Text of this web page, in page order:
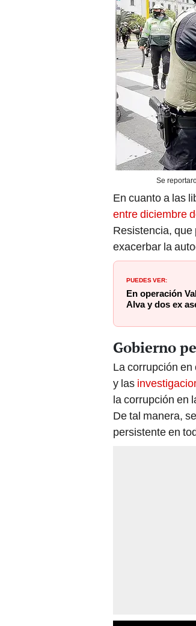
Se
En cuanto a las
entre diciembre
Resistencia,
exacerbar la
PUEDES VER:
En operación
Alva y dos ex
Gobierno
La corrupción
y las
la corrupción en
De tal manera,
persistente en